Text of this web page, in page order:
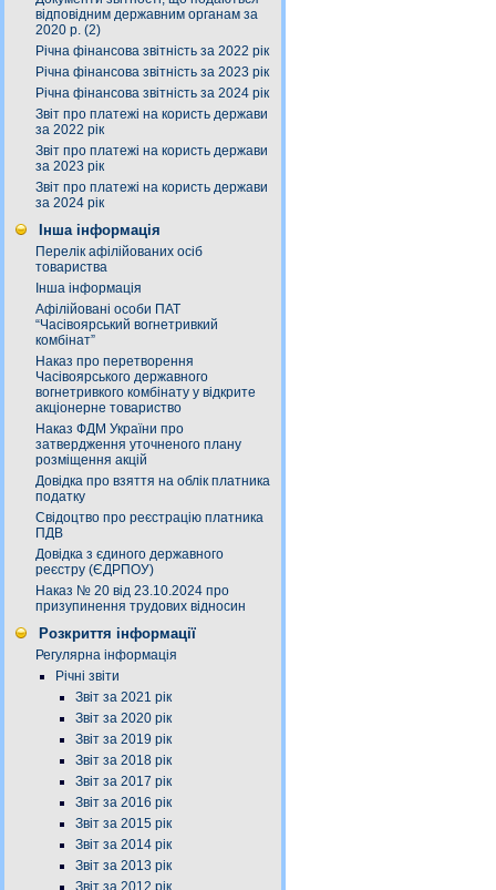
відповідним державним органам за
2020 р. (2)
Річна фінансова звітність за 2022 рік
Річна фінансова звітність за 2023 рік
Річна фінансова звітність за 2024 рік
Звіт про платежі на користь держави
за 2022 рік
Звіт про платежі на користь держави
за 2023 рік
Звіт про платежі на користь держави
за 2024 рік
Інша інформація
Перелік афілійованих осіб
товариства
Інша інформація
Афілійовані особи ПАТ
“Часівоярський вогнетривкий
комбінат”
Наказ про перетворення
Часівоярського державного
вогнетривкого комбінату у відкрите
акціонерне товариство
Наказ ФДМ України про
затвердження уточненого плану
розміщення акцій
Довідка про взяття на облік платника
податку
Свідоцтво про реєстрацію платника
ПДВ
Довідка з єдиного державного
реєстру (ЄДРПОУ)
Наказ № 20 від 23.10.2024 про
призупинення трудових відносин
Розкриття інформації
Регулярна інформація
Річні звіти
Звіт за 2021 рік
Звіт за 2020 рік
Звіт за 2019 рік
Звіт за 2018 рік
Звіт за 2017 рік
Звіт за 2016 рік
Звіт за 2015 рік
Звіт за 2014 рік
Звіт за 2013 рік
Звіт за 2012 рік